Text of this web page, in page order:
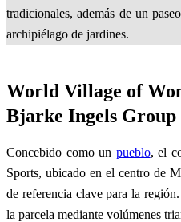
tradicionales, además de un
archipiélago de jardines.
World Village of
Bjarke Ingels Group
Concebido como un pueblo, el
Sports, ubicado en el centro de
de referencia clave para la
la parcela mediante volúmenes